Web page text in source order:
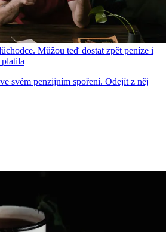
Můžou teď dostat zpět peníze i
platila
svém penzijním spoření. Odejít z něj